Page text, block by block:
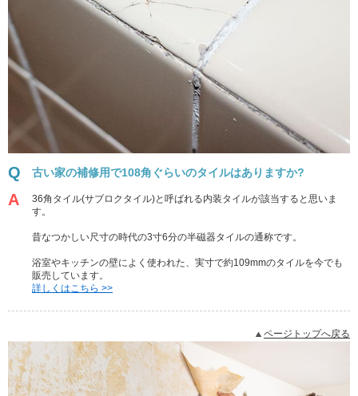
古い家の補修用で108角ぐらいのタイルはありますか?
36角タイル(サブロクタイル)と呼ばれる内装タイルが該当すると思いま
す。
昔なつかしい尺寸の時代の3寸6分の半磁器タイルの通称です。
浴室やキッチンの壁によく使われた、実寸で約109mmのタイルを今でも
販売しています。
詳しくはこちら >>
ページトップへ戻る